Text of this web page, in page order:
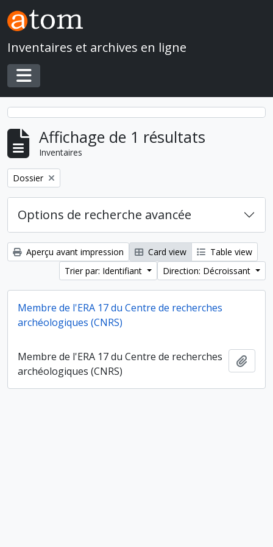
Skip to main content
Inventaires et archives en ligne
Toggle navigation
Affichage de 1 résultats
Inventaires
Remove filter:
Dossier
Options de recherche avancée
Aperçu avant impression Card view
Table view
Trier par: Identifiant
Direction: Décroissant
Membre de l'ERA 17 du Centre de recherches
archéologiques (CNRS)
Membre de l'ERA 17 du Centre de recherches
archéologiques (CNRS)